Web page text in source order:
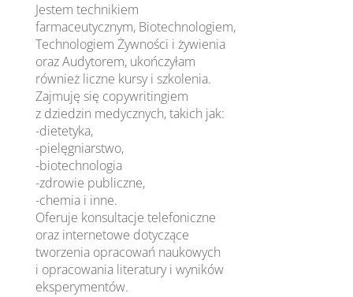
Jestem technikiem
farmaceutycznym, Biotechnologiem,
Technologiem Żywności i żywienia
oraz Audytorem, ukończyłam
również liczne kursy i szkolenia.
Zajmuję się copywritingiem
z dziedzin medycznych, takich jak:
-dietetyka,
-pielęgniarstwo,
-biotechnologia
-zdrowie publiczne,
-chemia i inne.
Oferuje konsultacje telefoniczne
oraz internetowe dotyczące
tworzenia opracowań naukowych
i opracowania literatury i wyników
eksperymentów.